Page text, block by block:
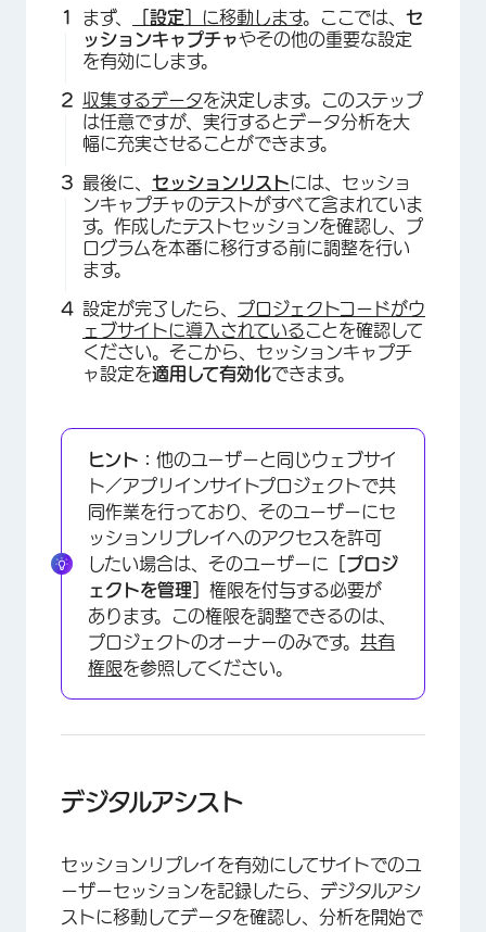
×
まず、 ［設定］ に移動します。ここでは、 セ
ッションキャプチャやその他の重要な設定
を有効にします。
収集するデータを決定します。このステップ
は任意ですが、実行するとデータ分析を大
幅に充実させることができます。
最後に、 セッションリストには、セッショ
ンキャプチャのテストがすべて含まれていま
す。作成したテストセッションを確認し、プ
ログラムを本番に移行する前に調整を行い
ます。
設定が完了したら、 プロジェクトコードがウ
ェブサイトに導入されていることを確認して
ください。そこから、セッションキャプチ
ャ設定を適用して有効化できます。
ヒント： 他のユーザーと同じウェブサイ
ト／アプリインサイトプロジェクトで共
同作業を行っており、そのユーザーにセ
ッションリプレイへのアクセスを許可
したい場合は、そのユーザーに
［プロジ
ェクトを管理］ 権限を付与する必要が
あります。この権限を調整できるのは、
プロジェクトのオーナーのみです。 共有
権限を参照してください。
デジタルアシスト
セッションリプレイを有効にしてサイトでのユ
ーザーセッションを記録したら、デジタルアシ
ストに移動してデータを確認し、分析を開始で